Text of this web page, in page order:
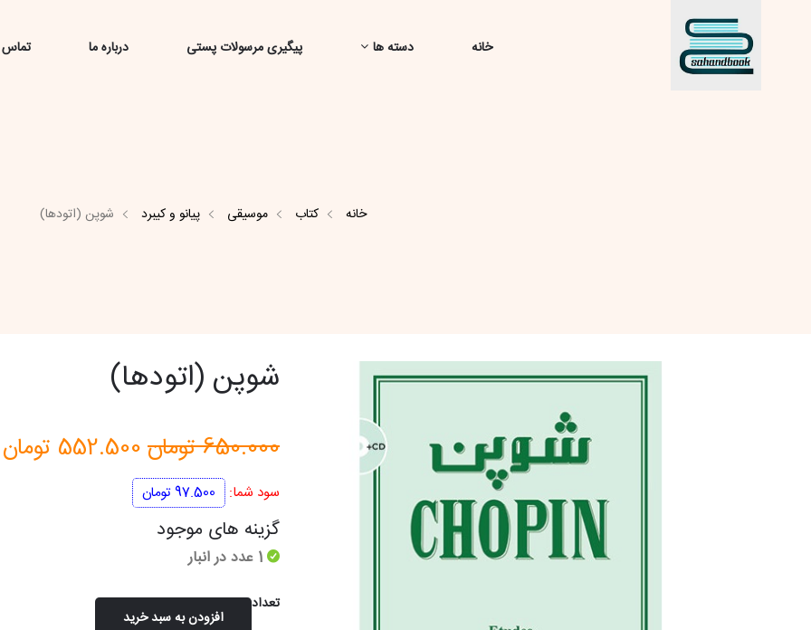
خانه دسته ها پیگیری مرسولات پستی درباره ما تماس
خانه کتاب موسیقی پیانو و کیبرد شوپن (اتودها)
شوپن (اتودها)
650.000تومانقیمت
اصلی
552.500 تومان
سود شما: 97.500 تومان
گزینه های موجود
تعداد
افزودن به سبد خرید